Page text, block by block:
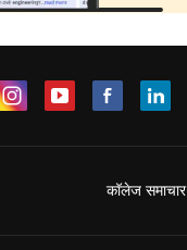
कॉलेज समाचार